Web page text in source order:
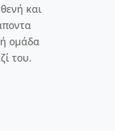
και
ομάδα
του.